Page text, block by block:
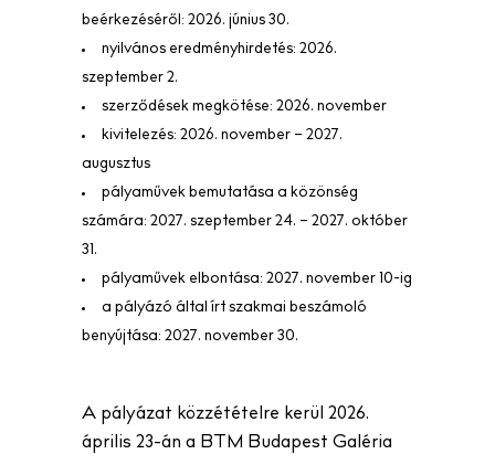
beérkezéséről: 2026. június 30.
nyilvános eredményhirdetés: 2026.
szeptember 2.
szerződések megkötése: 2026. november
kivitelezés: 2026. november – 2027.
augusztus
pályaművek bemutatása a közönség
számára: 2027. szeptember 24. – 2027. október
31.
pályaművek elbontása: 2027. november 10-ig
a pályázó által írt szakmai beszámoló
benyújtása: 2027. november 30.
A pályázat közzétételre kerül 2026.
április 23-án a BTM Budapest Galéria